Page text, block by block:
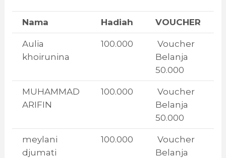
Nama Hadiah VOUCHER
Aulia
khoirunina
100.000
Voucher
Belanja
50.000
MUHAMMAD
ARIFIN
100.000
Voucher
Belanja
50.000
meylani
djumati
100.000
Voucher
Belanja